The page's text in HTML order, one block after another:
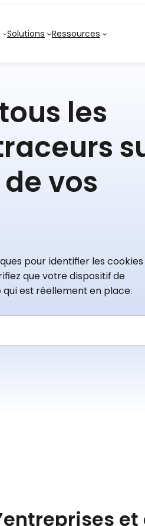
Solutions Ressources
les
vos
pour identifier les cookies
que votre dispositif de
est réellement en place.